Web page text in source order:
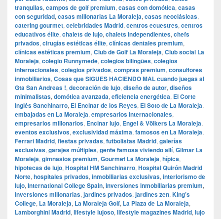
tranquilas, campos de golf premium, casas con domótica, casas
con seguridad, casas millonarias La Moraleja, casas neoclásicas,
catering gourmet, celebridades Madrid, centros ecuestres, centros
educativos élite, chalets de lujo, chalets independientes, chefs
privados, cirugías estéticas élite, clínicas dentales premium,
clínicas estéticas premium, Club de Golf La Moraleja, Club social La
Moraleja, colegio Runnymede, colegios bilingües, colegios
internacionales, colegios privados, compras premium, consultores
inmobiliarios, Cosas que SIGUES HACIENDO MAL cuando juegas al
Gta San Andreas !, decoración de lujo, diseño de autor, diseños
minimalistas, domótica avanzada, eficiencia energética, El Corte
Inglés Sanchinarro, El Encinar de los Reyes, El Soto de La Moraleja,
embajadas en La Moraleja, empresarios internacionales,
empresarios millonarios, Encinar lujo, Engel & Völkers La Moraleja,
eventos exclusivos, exclusividad máxima, famosos en La Moraleja,
Ferrari Madrid, fiestas privadas, futbolistas Madrid, galerías
exclusivas, garajes múltiples, gente famosa viviendo allí, Gilmar La
Moraleja, gimnasios premium, Gourmet La Moraleja, hípica,
hipotecas de lujo, Hospital HM Sanchinarro, Hospital Quirón Madrid
Norte, hospitales privados, inmobiliarias exclusivas, interiorismo de
lujo, International College Spain, inversiones inmobiliarias premium,
inversiones millonarias, jardines privados, jardines zen, King’s
College, La Moraleja, La Moraleja Golf, La Plaza de La Moraleja,
Lamborghini Madrid, lifestyle lujoso, lifestyle magazines Madrid, lujo